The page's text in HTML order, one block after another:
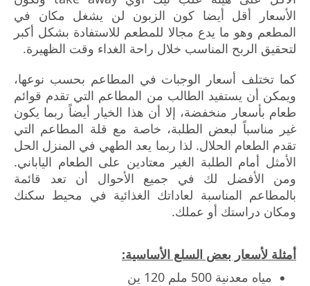
الأسعار أقل أيضا كون الزبون لن يشغل مكان في
المطعم وهو ما يدع مجالا للمطعم للاستفادة بشكل أكبر
لتحقيق الربح المناسب خلال راحة الغداء وقت الظهيرة.
كما تختلف أسعار الوجبات في المطاعم بحسب نوعها،
ويمكن أن يستفيد الطالب من المطاعم التي تقدم قوائم
طعام بأسعار منخفضة، إلا أن هذا الخيار أيضاً ربما يكون
غير مناسباً لبعض الطلبة، خاصة مع قلة المطاعم التي
تقدم الطعام الحلال. لذا ربما يعد الطهي في المنزل الحل
الأمثل أمام الطلبة الغير معتادين على الطعام الياباني.
ومن الأفضل لك في جميع الأحوال أن تعد قائمة
بالمطاعم المناسبة لعاداتك الغذائية في محيط سكنك
ومكان دراستك أو عملك.
أمثلة لأسعار بعض السلع الأساسية:
مياه معدنية 500 ملم 120 ين